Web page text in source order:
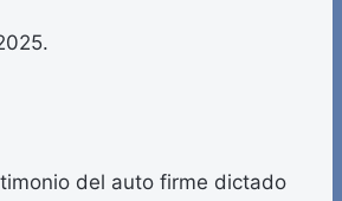
del auto firme dictado